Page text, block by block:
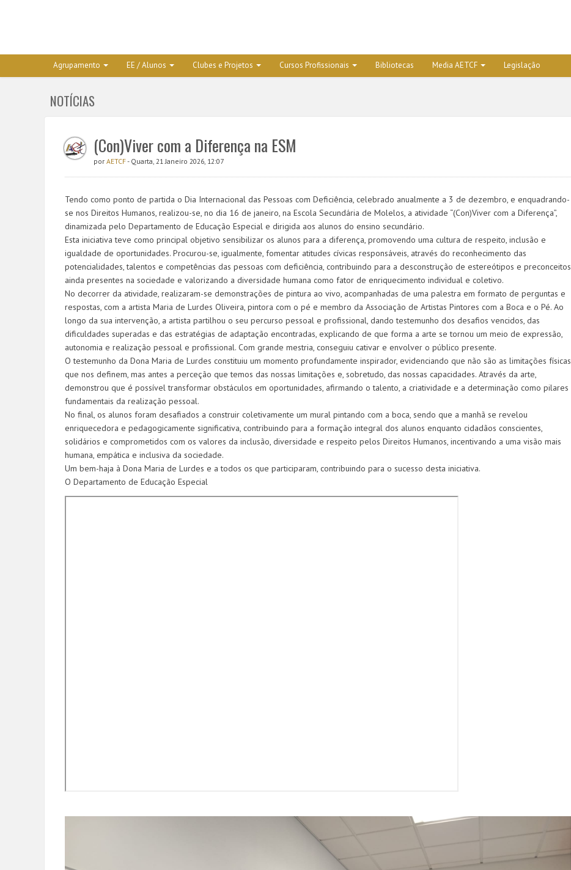
Agrupamento EE / Alunos Clubes e Projetos Cursos Profissionais Bibliotecas Media AETCF Legislação
NOTÍCIAS
(Con)Viver com a Diferença na ESM
por AETCF- Quarta, 21 Janeiro 2026, 12:07
Tendo como ponto de partida o Dia Internacional das Pessoas com Deficiência, celebrado anualmente a 3 de dezembro, e enquadrando-
se nos Direitos Humanos, realizou-se, no dia 16 de janeiro, na Escola Secundária de Molelos, a atividade “(Con)Viver com a Diferença”,
dinamizada pelo Departamento de Educação Especial e dirigida aos alunos do ensino secundário.
Esta iniciativa teve como principal objetivo sensibilizar os alunos para a diferença, promovendo uma cultura de respeito, inclusão e
igualdade de oportunidades. Procurou-se, igualmente, fomentar atitudes cívicas responsáveis, através do reconhecimento das
potencialidades, talentos e competências das pessoas com deficiência, contribuindo para a desconstrução de estereótipos e preconceitos
ainda presentes na sociedade e valorizando a diversidade humana como fator de enriquecimento individual e coletivo.
No decorrer da atividade, realizaram-se demonstrações de pintura ao vivo, acompanhadas de uma palestra em formato de perguntas e
respostas, com a artista Maria de Lurdes Oliveira, pintora com o pé e membro da Associação de Artistas Pintores com a Boca e o Pé. Ao
longo da sua intervenção, a artista partilhou o seu percurso pessoal e profissional, dando testemunho dos desafios vencidos, das
dificuldades superadas e das estratégias de adaptação encontradas, explicando de que forma a arte se tornou um meio de expressão,
autonomia e realização pessoal e profissional. Com grande mestria, conseguiu cativar e envolver o público presente.
O testemunho da Dona Maria de Lurdes constituiu um momento profundamente inspirador, evidenciando que não são as limitações físicas
que nos definem, mas antes a perceção que temos das nossas limitações e, sobretudo, das nossas capacidades. Através da arte,
demonstrou que é possível transformar obstáculos em oportunidades, afirmando o talento, a criatividade e a determinação como pilares
fundamentais da realização pessoal.
No final, os alunos foram desafiados a construir coletivamente um mural pintando com a boca, sendo que a manhã se revelou
enriquecedora e pedagogicamente significativa, contribuindo para a formação integral dos alunos enquanto cidadãos conscientes,
solidários e comprometidos com os valores da inclusão, diversidade e respeito pelos Direitos Humanos, incentivando a uma visão mais
humana, empática e inclusiva da sociedade.
Um bem-haja à Dona Maria de Lurdes e a todos os que participaram, contribuindo para o sucesso desta iniciativa.
O Departamento de Educação Especial